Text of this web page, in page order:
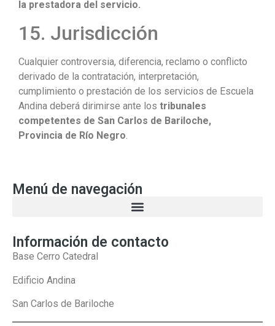
la prestadora del servicio.
15. Jurisdicción
Cualquier controversia, diferencia, reclamo o conflicto
derivado de la contratación, interpretación,
cumplimiento o prestación de los servicios de Escuela
Andina deberá dirimirse ante los tribunales
competentes de San Carlos de Bariloche,
Provincia de Río Negro
Menú de navegación
Información de contacto
Base Cerro Catedral
Edificio Andina
San Carlos de Bariloche